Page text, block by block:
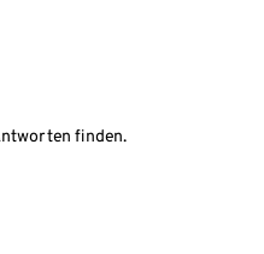
finden.